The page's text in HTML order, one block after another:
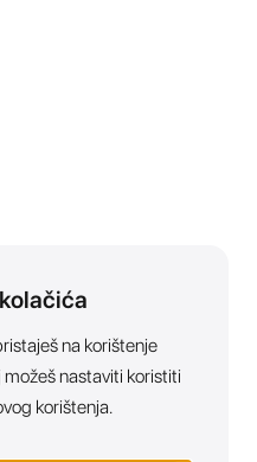
na korištenje
možeš nastaviti koristiti
korištenja.